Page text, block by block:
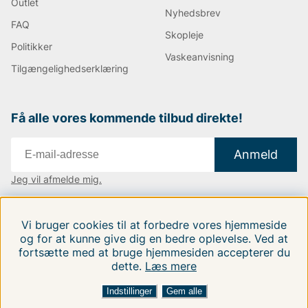
Hvorfor vælge Havaianas?
Let og behagelig pasform.– perfekt til lange dage i
solen
Uendelige farver og mønstre.
– vælg din stil
– elsket i over 100 lande
bæredygtigt design
Havaianas – sommeren begynder ved
fødderne.
Uanset om du slentrer på stranden, glider rundt i byen
eller pakker til den næste solrejse, er Havaianas flip-
FAQ
Politikker
Tilgængelighedserklæring
Nyhedsbrev
Skopleje
Vaskeanvisning
Få alle vores kommende tilbud direkte!
Anmeld
Jeg vil afmelde mig.
Følg os på vores sociale medier.
Vi bruger cookies til at forbedre vores hjemmeside
og for at kunne give dig en bedre oplevelse. Ved at
fortsætte med at bruge hjemmesiden accepterer du
dette. Læs mere
Indstillinger Gem alle